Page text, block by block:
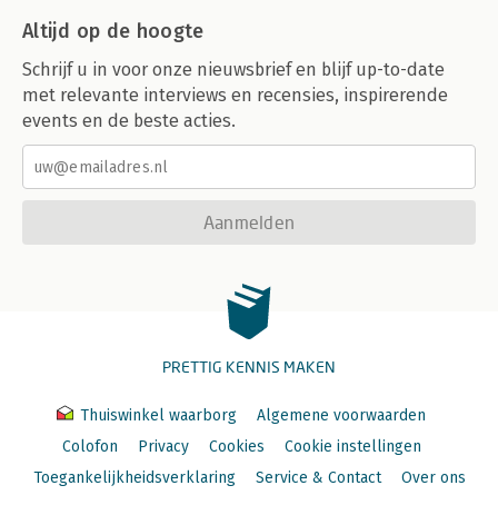
Altijd op de hoogte
Schrijf u in voor onze nieuwsbrief en blijf up-to-date
met relevante interviews en recensies, inspirerende
events en de beste acties.
Aanmelden
PRETTIG KENNIS MAKEN
Thuiswinkel waarborg
Algemene voorwaarden
Colofon
Privacy Cookies
Cookie instellingen
Toegankelijkheidsverklaring
Service & Contact Over ons